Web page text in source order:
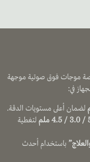
موجات فوق صوتية موجهة
في:
لضمان أعلى مستويات الدقة.
5 / ملم لتغطية
باستخدام أحدث